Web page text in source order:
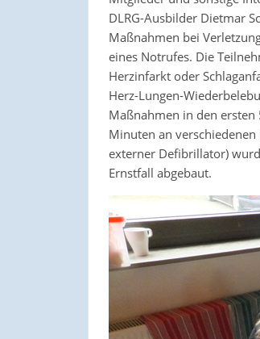
DLRG-Ausbilder Dietmar
Maßnahmen bei
eines Notrufes. Die
Herzinfarkt oder
Herz-Lungen-
Maßnahmen in den
Minuten an
externer Defibrillator)
Ernstfall abgebaut.